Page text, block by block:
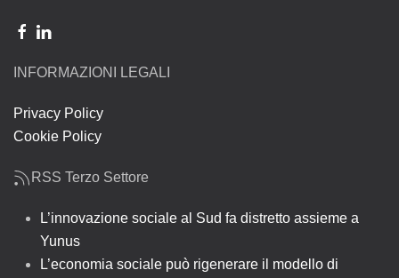
INFORMAZIONI LEGALI
Privacy Policy
Cookie Policy
RSS Terzo Settore
L’innovazione sociale al Sud fa distretto assieme a
Yunus
L’economia sociale può rigenerare il modello di